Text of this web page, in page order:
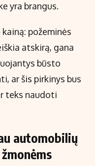
yra brangus.
požeminės
atskirą, gana
būsto
ar šis pirkinys bus
teks naudoti
automobilių